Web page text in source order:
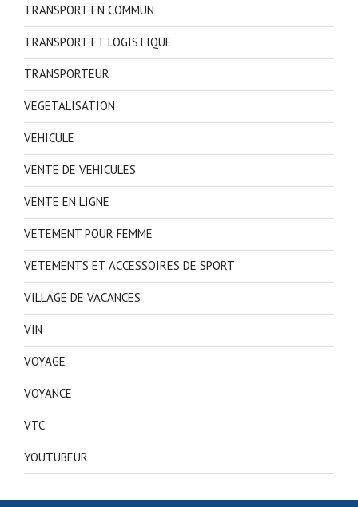
TRANSPORT EN COMMUN
TRANSPORT ET LOGISTIQUE
TRANSPORTEUR
VEGETALISATION
VEHICULE
VENTE DE VEHICULES
VENTE EN LIGNE
VETEMENT POUR FEMME
VETEMENTS ET ACCESSOIRES DE SPORT
VILLAGE DE VACANCES
VIN
VOYAGE
VOYANCE
VTC
YOUTUBEUR